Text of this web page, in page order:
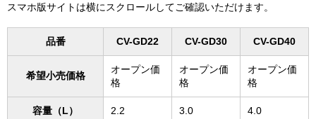
スマホ版サイトは横にスクロールしてご確認いただけます。
品番 CV-GD22 CV-GD30 CV-GD40
希望小売価格
オープン価
格
オープン価
格
オープン価
格
容量（L） 2.2 3.0 4.0